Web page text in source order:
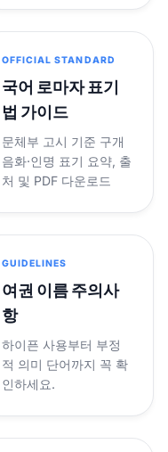
OFFICIAL STANDARD
국어 로마자 표기
법 가이드
문체부 고시 기준 구개
음화·인명 표기 요약, 출
처 및 PDF 다운로드
GUIDELINES
여권 이름 주의사
항
하이픈 사용부터 부정
적 의미 단어까지 꼭 확
인하세요.